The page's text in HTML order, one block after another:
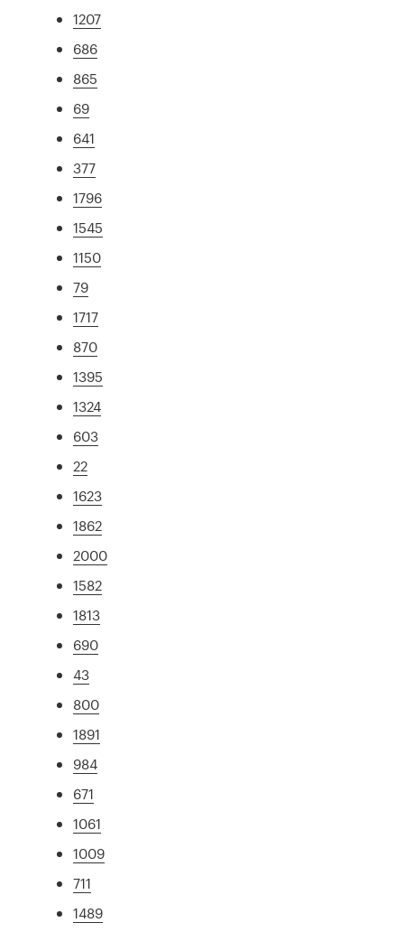
1207
686
865
69
641
377
1796
1545
1150
79
1717
870
1395
1324
603
22
1623
1862
2000
1582
1813
690
43
800
1891
984
671
1061
1009
711
1489